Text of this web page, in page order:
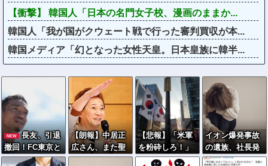
【衝撃】 韓国人「日本の名門女子校、漫画のままか...
韓国人「我が国がクウェート戦で行った審判買収が本...
韓国メディア「幻となった女性天皇。日本皇族に韓半...
NEW
長友、引退
撤回！FC東京と
再契約ｷﾀ━━━
【朗報】中居正
広さん、また聖
人エピソードが
【悲報】「米軍
を粉砕しろ！」
在韓米軍基地に
イオン爆発事故
の遺族、社長発
言にブチギレ